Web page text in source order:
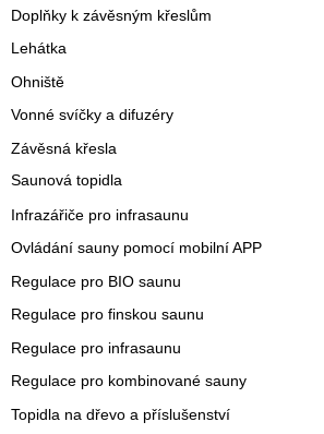
Doplňky k závěsným křeslům
Lehátka
Ohniště
Vonné svíčky a difuzéry
Závěsná křesla
Saunová topidla
Infrazářiče pro infrasaunu
Ovládání sauny pomocí mobilní APP
Regulace pro BIO saunu
Regulace pro finskou saunu
Regulace pro infrasaunu
Regulace pro kombinované sauny
Topidla na dřevo a příslušenství